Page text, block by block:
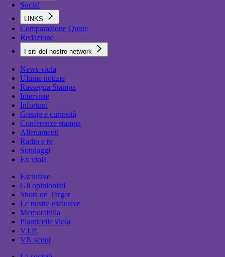
Social
LINKS
Comparazione Quote
Redazione
I siti del nostro network
News viola
Ultime notizie
Rassegna Stampa
Interviste
Infortuni
Gossip e curiosità
Conferenze stampa
Allenamenti
Radio e tv
Sondaggi
Ex viola
Esclusive
Gli opinionisti
Shots on Target
Le nostre esclusive
Memorabilia
Pianticelle viola
V.I.P.
VN scout